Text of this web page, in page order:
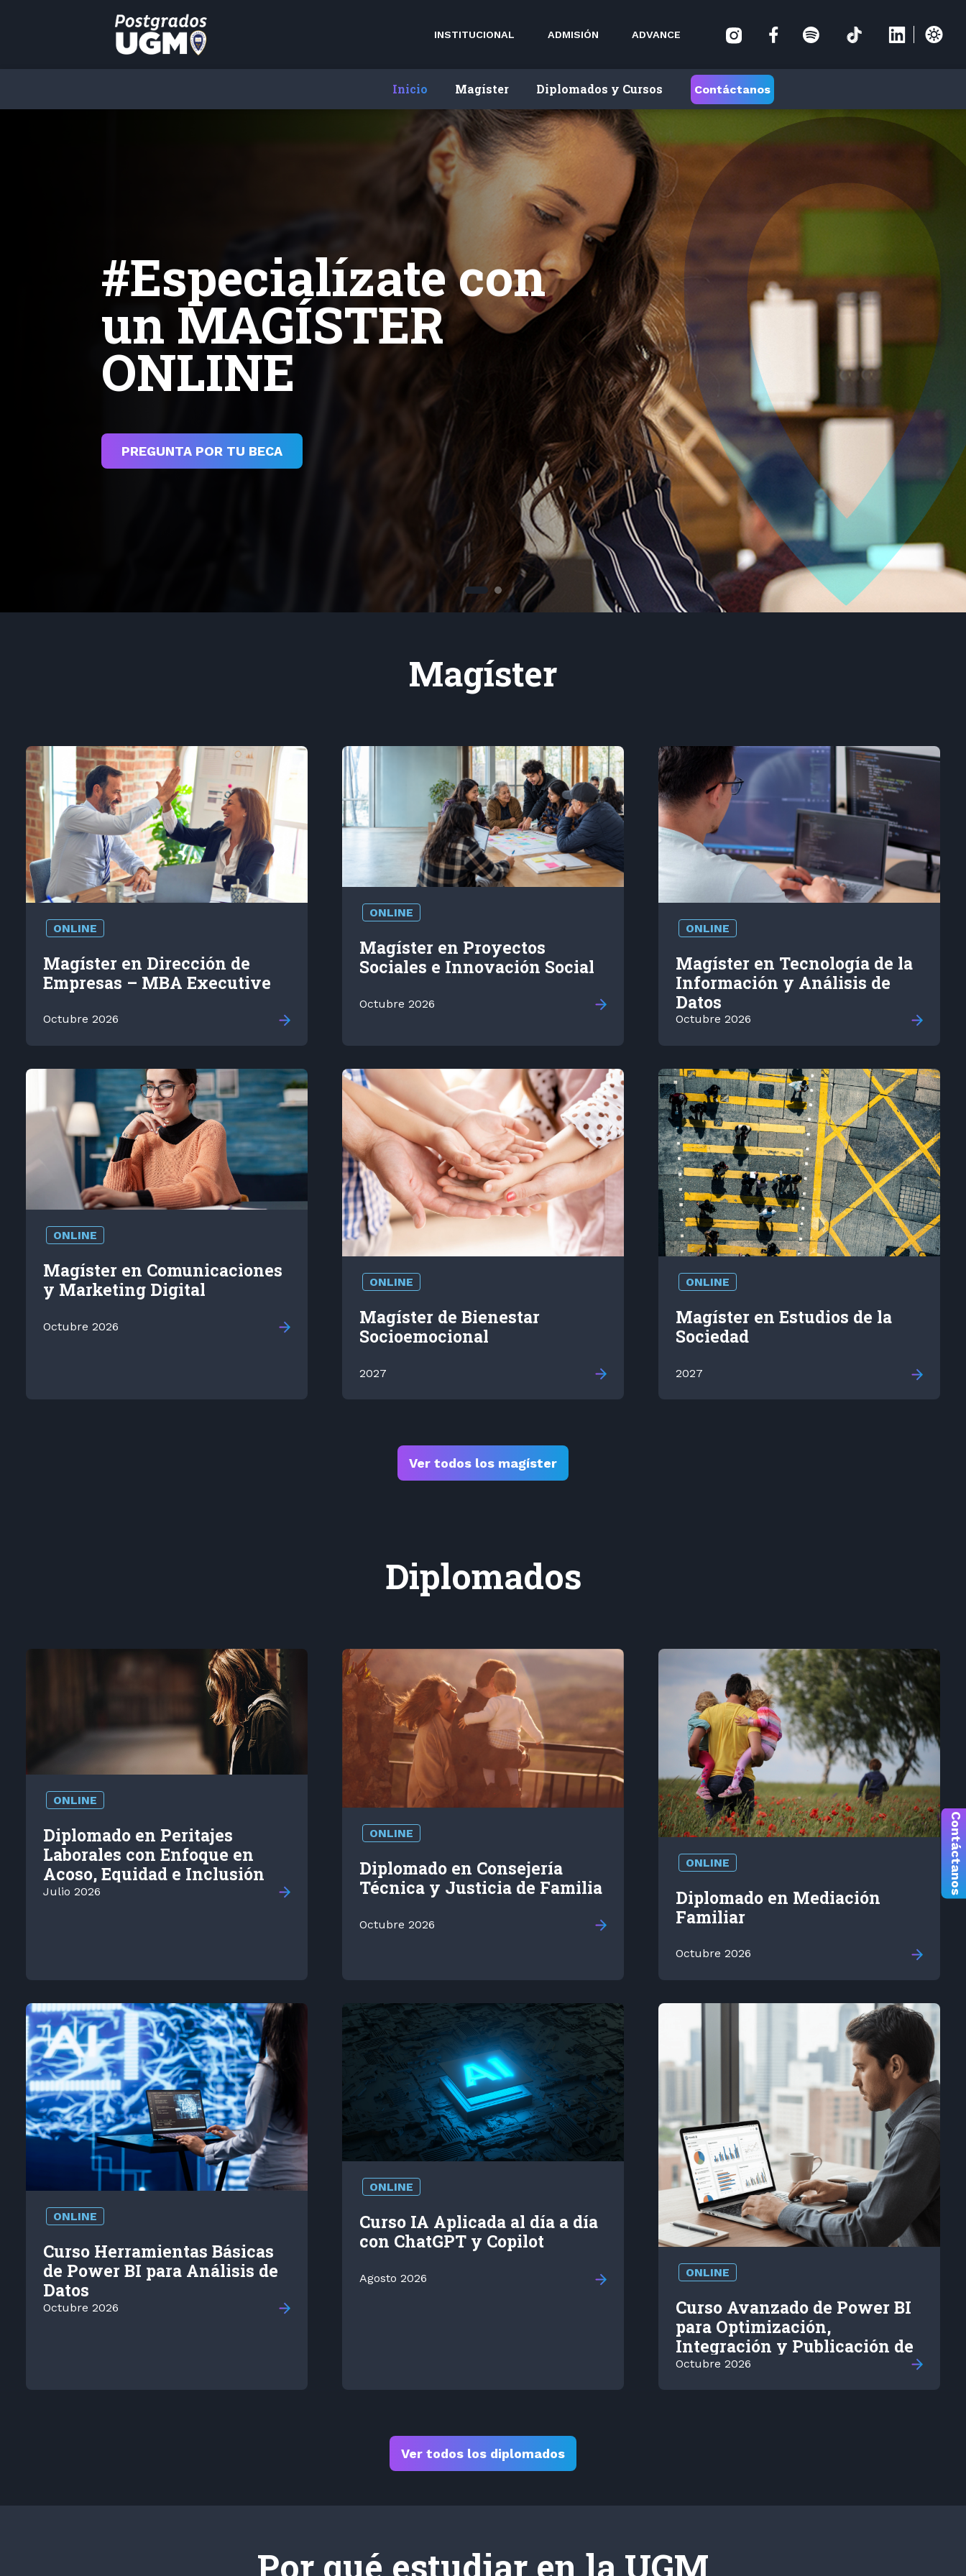
Contáctanos
INSTITUCIONAL ADMISIÓN ADVANCE
Inicio Magíster Diplomados y Cursos Contáctanos
Actualiza tus
conocimientos para
impulsar tu carrera
con nuestros
Diplomados Online
Magíster
ONLINE
Magíster en Dirección de
Empresas – MBA Executive
Octubre 2026
ONLINE
Magíster en Proyectos
Sociales e Innovación Social
Octubre 2026
ONLINE
Magíster en Tecnología de la
Información y Análisis de
Datos
Octubre 2026
ONLINE
Magíster en Comunicaciones
y Marketing Digital
Octubre 2026
ONLINE
Magíster de Bienestar
Socioemocional
2027
ONLINE
Magíster en Estudios de la
Sociedad
2027
Ver todos los magíster
Diplomados
ONLINE
Diplomado en Peritajes
Laborales con Enfoque en
Acoso, Equidad e Inclusión
Julio 2026
ONLINE
Diplomado en Consejería
Técnica y Justicia de Familia
Octubre 2026
ONLINE
Diplomado en Mediación
Familiar
Octubre 2026
ONLINE
Curso Herramientas Básicas
de Power BI para Análisis de
Datos
Octubre 2026
ONLINE
Curso IA Aplicada al día a día
con ChatGPT y Copilot
Agosto 2026 ONLINE
Curso Avanzado de Power BI
para Optimización,
Integración y Publicación de
Datos
Octubre 2026
Ver todos los diplomados
Por qué estudiar en la UGM